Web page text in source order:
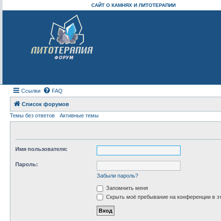
САЙТ О КАМНЯХ И ЛИТОТЕРАПИИ
Ссылки FAQ
Список форумов
Темы без ответов
Активные темы
Имя пользователя:
Пароль:
Забыли пароль?
Запомнить меня
Скрыть моё пребывание на конференции в